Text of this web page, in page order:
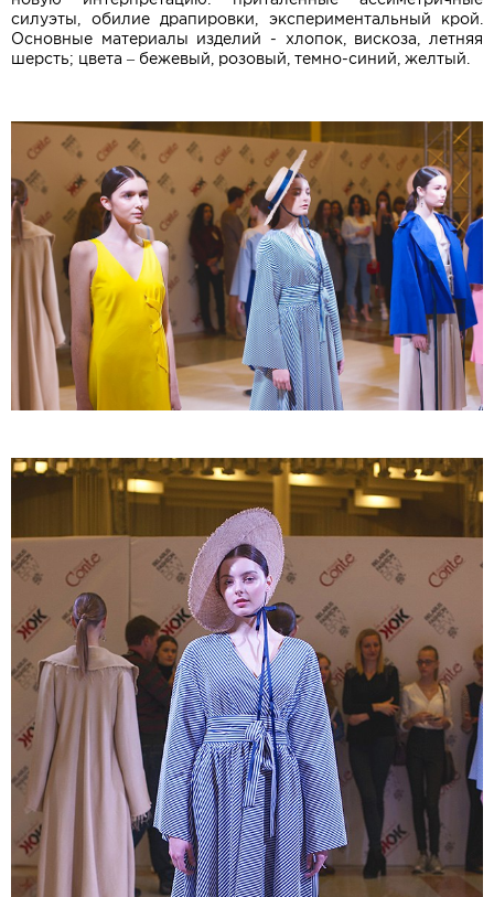
силуэты, обилие драпировки, экспериментальный крой.
Основные материалы изделий - хлопок, вискоза, летняя
шерсть; цвета – бежевый, розовый, темно-синий, желтый.